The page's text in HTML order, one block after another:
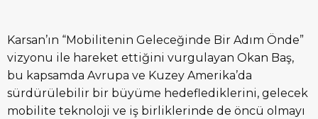
Karsan’ın “Mobilitenin Geleceğinde Bir Adım Önde”
vizyonu ile hareket ettiğini vurgulayan Okan Baş,
bu kapsamda Avrupa ve Kuzey Amerika’da
sürdürülebilir bir büyüme hedeflediklerini, gelecek
mobilite teknoloji ve iş birliklerinde de öncü olmayı